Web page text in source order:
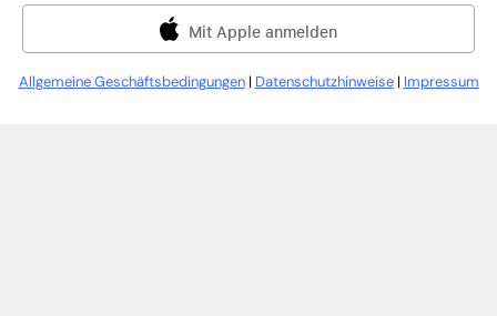
Mit Apple anmelden
Allgemeine Geschäftsbedingungen| Datenschutzhinweise| Impressum